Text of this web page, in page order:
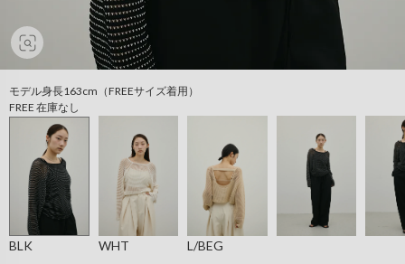
モデル身長163cm（FREEサイズ着用）
FREE 在庫なし
BLK WHT L/BEG